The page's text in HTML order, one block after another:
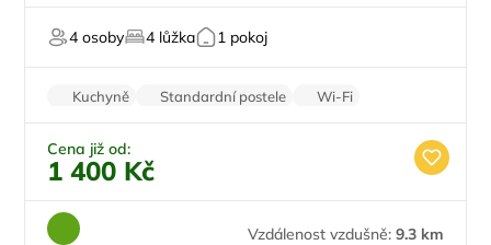
4 osoby 4 lůžka 1 pokoj
Kuchyně Standardní postele
Wi-Fi
Koupelna
Parkování zdarma
Cena již od:
1 400 Kč
Vzdálenost vzdušně: 9.3 km